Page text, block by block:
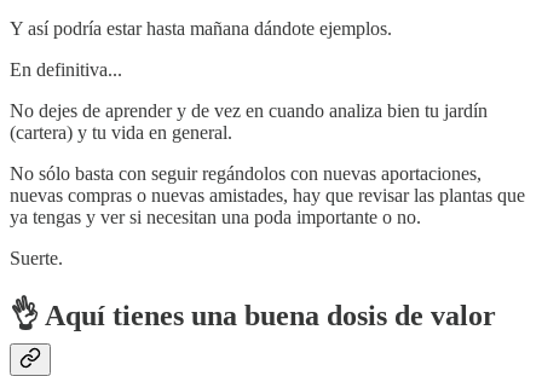
Y así podría estar hasta mañana dándote ejemplos.
En definitiva...
No dejes de aprender y de vez en cuando analiza bien tu jardín
(cartera) y tu vida en general.
No sólo basta con seguir regándolos con nuevas aportaciones,
nuevas compras o nuevas amistades, hay que revisar las plantas que
ya tengas y ver si necesitan una poda importante o no.
Suerte.
👌 Aquí tienes una buena dosis de valor